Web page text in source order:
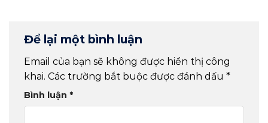
Để lại một bình luận
Email của bạn sẽ không được hiển thị công
khai. Các trường bắt buộc được đánh dấu *
Bình luận *